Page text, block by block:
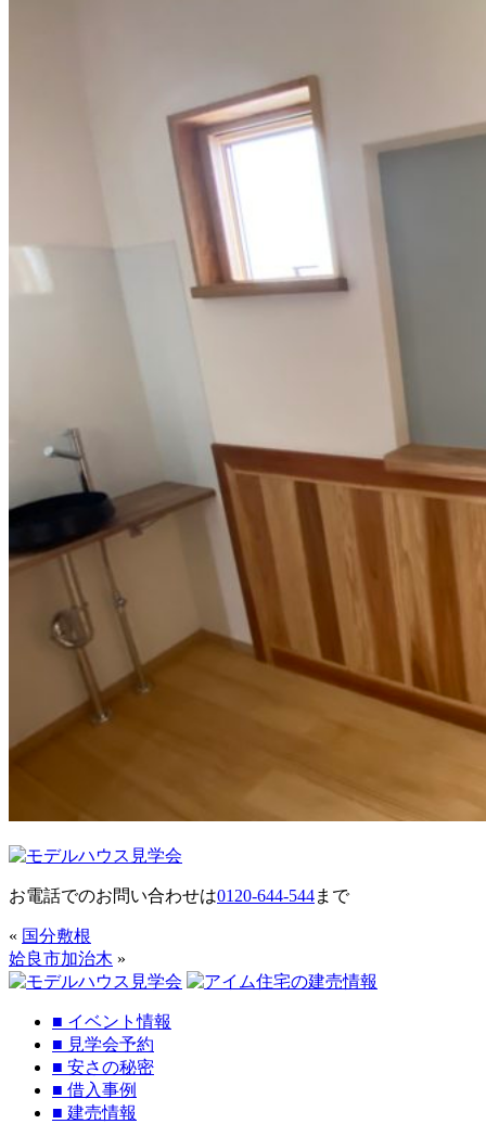
お電話でのお問い合わせは0120-644-544まで
« 国分敷根
姶良市加治木 »
■ イベント情報
■ 見学会予約
■ 安さの秘密
■ 借入事例
■ 建売情報